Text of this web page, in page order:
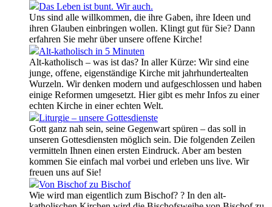
Das Leben ist bunt. Wir auch.
Uns sind alle willkommen, die ihre Gaben, ihre Ideen und
ihren Glauben einbringen wollen. Klingt gut für Sie? Dann
erfahren Sie mehr über unsere offene Kirche!
Alt-katholisch in 5 Minuten
Alt-katholisch – was ist das? In aller Kürze: Wir sind eine
junge, offene, eigenständige Kirche mit jahrhundertealten
Wurzeln. Wir denken modern und aufgeschlossen und haben
einige Reformen umgesetzt. Hier gibt es mehr Infos zu einer
echten Kirche in einer echten Welt.
Liturgie – unsere Gottesdienste
Gott ganz nah sein, seine Gegenwart spüren – das soll in
unseren Gottesdiensten möglich sein. Die folgenden Zeilen
vermitteln Ihnen einen ersten Eindruck. Aber am besten
kommen Sie einfach mal vorbei und erleben uns live. Wir
freuen uns auf Sie!
Von Bischof zu Bischof
Wie wird man eigentlich zum Bischof? ? In den alt-